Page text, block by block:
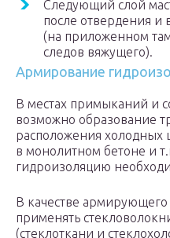
Следующий слой
после отвердения
(на приложенном
следов вяжущего).
Армирование
В местах примыканий и
возможно образование
расположения
в монолитном бетоне и
гидроизоляцию
В качестве
применять
(стеклоткани и